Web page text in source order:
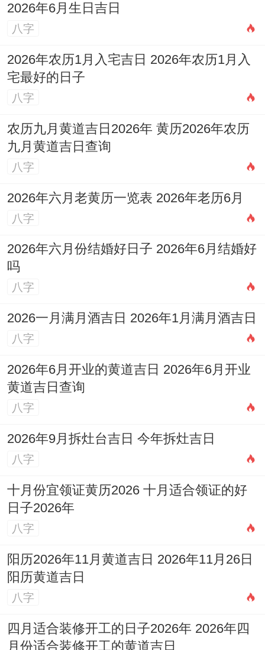
2026年6月生日吉日
八字
2026年农历1月入宅吉日 2026年农历1月入
宅最好的日子
八字
农历九月黄道吉日2026年 黄历2026年农历
九月黄道吉日查询
八字
2026年六月老黄历一览表 2026年老历6月
八字
2026年六月份结婚好日子 2026年6月结婚好
吗
八字
2026一月满月酒吉日 2026年1月满月酒吉日
八字
2026年6月开业的黄道吉日 2026年6月开业
黄道吉日查询
八字
2026年9月拆灶台吉日 今年拆灶吉日
八字
十月份宜领证黄历2026 十月适合领证的好
日子2026年
八字
阳历2026年11月黄道吉日 2026年11月26日
阳历黄道吉日
八字
四月适合装修开工的日子2026年 2026年四
月份适合装修开工的黄道吉日